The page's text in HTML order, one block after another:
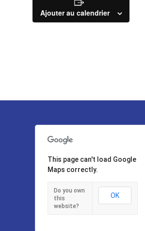
Ajouter au calendrier
This page can't load Google
Maps correctly.
Do you own
this
website?
OK